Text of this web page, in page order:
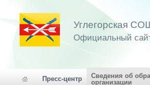
Углегорская
Официальный
Пресс-центр
Сведения об
организации